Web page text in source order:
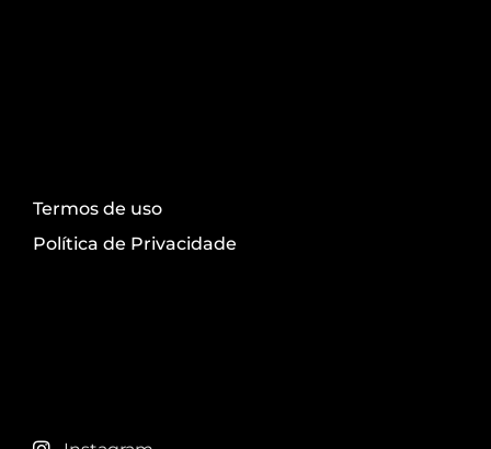
Termos de uso
Política de Privacidade